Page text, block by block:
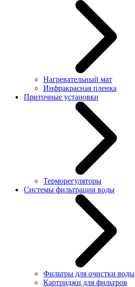
Нагревательный мат
Инфракрасная пленка
Приточные установки
Терморегуляторы
Системы фильтрации воды
Фильтры для очистки воды
Картриджи для фильтров